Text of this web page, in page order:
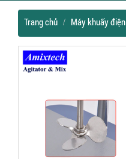
Trang chủ Máy khuấy điện